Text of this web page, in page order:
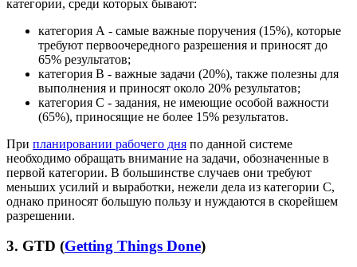
категории, среди которых бывают:
категория А - самые важные поручения (15%), которые
требуют первоочередного разрешения и приносят до
65% результатов;
категория В - важные задачи (20%), также полезны для
выполнения и приносят около 20% результатов;
категория С - задания, не имеющие особой важности
(65%), приносящие не более 15% результатов.
При планировании рабочего дня по данной системе
необходимо обращать внимание на задачи, обозначенные в
первой категории. В большинстве случаев они требуют
меньших усилий и выработки, нежели дела из категории С,
однако приносят большую пользу и нуждаются в скорейшем
разрешении.
3. GTD (Getting Things Done)